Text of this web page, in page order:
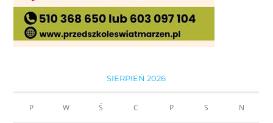
SIERPIEŃ 2026
P W Ś C P S N